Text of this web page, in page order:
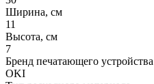
Ширина, см
11
Высота, см
7
Бренд печатающего устройства
OKI